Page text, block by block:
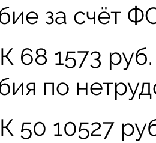
за счёт
68 1573
по
50 10527